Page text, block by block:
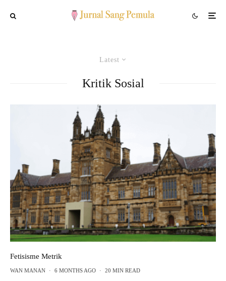
Latest
Kritik Sosial
Fetisisme Metrik
WAN MANAN · 6 MONTHS AGO · 20 MIN READ